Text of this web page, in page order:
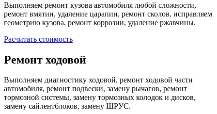
Выполняем ремонт кузова автомобиля любой сложности,
ремонт вмятин, удаление царапин, ремонт сколов, исправляем
геометрию кузова, ремонт коррозии, удаление ржавчины.
Расчитать стоимость
Ремонт ходовой
Выполняем диагностику ходовой, ремонт ходовой части
автомобиля, ремонт подвески, замену рычагов, ремонт
тормозной системы, замену тормозных колодок и дисков,
замену сайлентблоков, замену ШРУС.